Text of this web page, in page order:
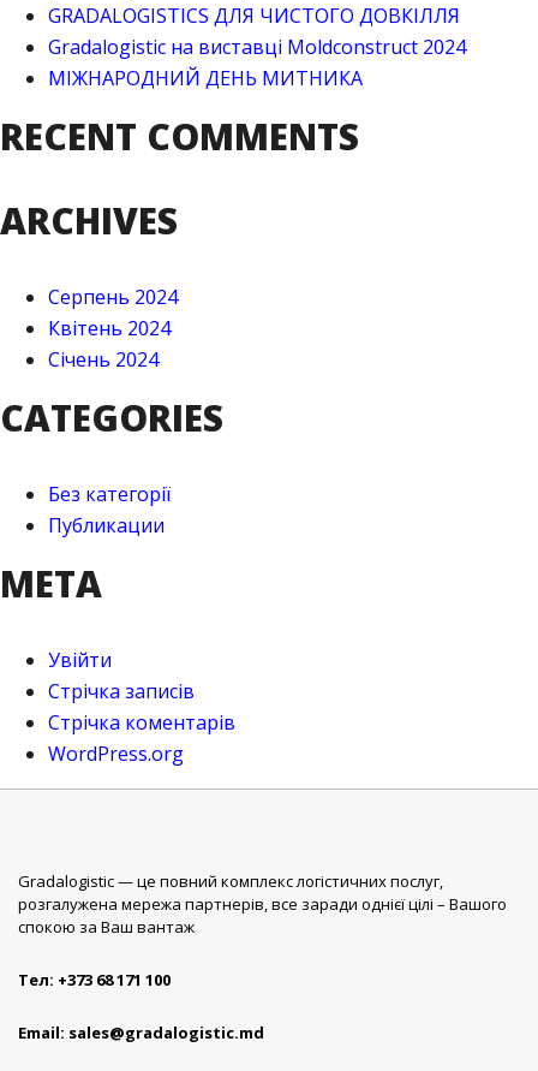
GRADALOGISTICS ДЛЯ ЧИСТОГО ДОВКІЛЛЯ
Gradalogistic на виставці Moldconstruct 2024
МІЖНАРОДНИЙ ДЕНЬ МИТНИКА
RECENT COMMENTS
ARCHIVES
Серпень 2024
Квітень 2024
Січень 2024
CATEGORIES
Без категорії
Публикации
META
Увійти
Стрічка записів
Стрічка коментарів
WordPress.org
Gradalogistic — це повний комплекс логістичних послуг,
розгалужена мережа партнерів, все заради однієї цілі – Вашого
спокою за Ваш вантаж
Тел: +373 68 171 100
Email: sales@gradalogistic.md